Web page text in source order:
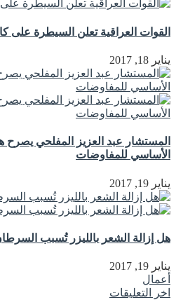
القوات العراقية تعلن السيطرة
يناير 18, 2017
المستشار عبد العزيز المفلحي يصرح
الأساسي للمفاوضات
يناير 19, 2017
هل إزالة الشعر بالليزر تُسبب
يناير 19, 2017
أعمال
اخر التعليقات